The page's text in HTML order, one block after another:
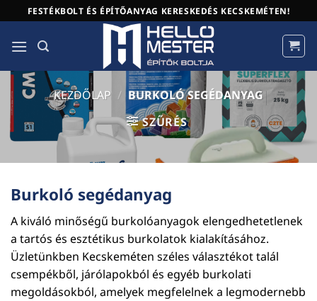
to
content
FESTÉKBOLT ÉS ÉPÍTŐANYAG KERESKEDÉS KECSKEMÉTEN!
KEZDŐLAP / BURKOLÓ SEGÉDANYAG
SZŰRÉS
Burkoló segédanyag
A kiváló minőségű burkolóanyagok elengedhetetlenek
a tartós és esztétikus burkolatok kialakításához.
Üzletünkben Kecskeméten széles választékot talál
csempékből, járólapokból és egyéb burkolati
megoldásokból, amelyek megfelelnek a legmodernebb